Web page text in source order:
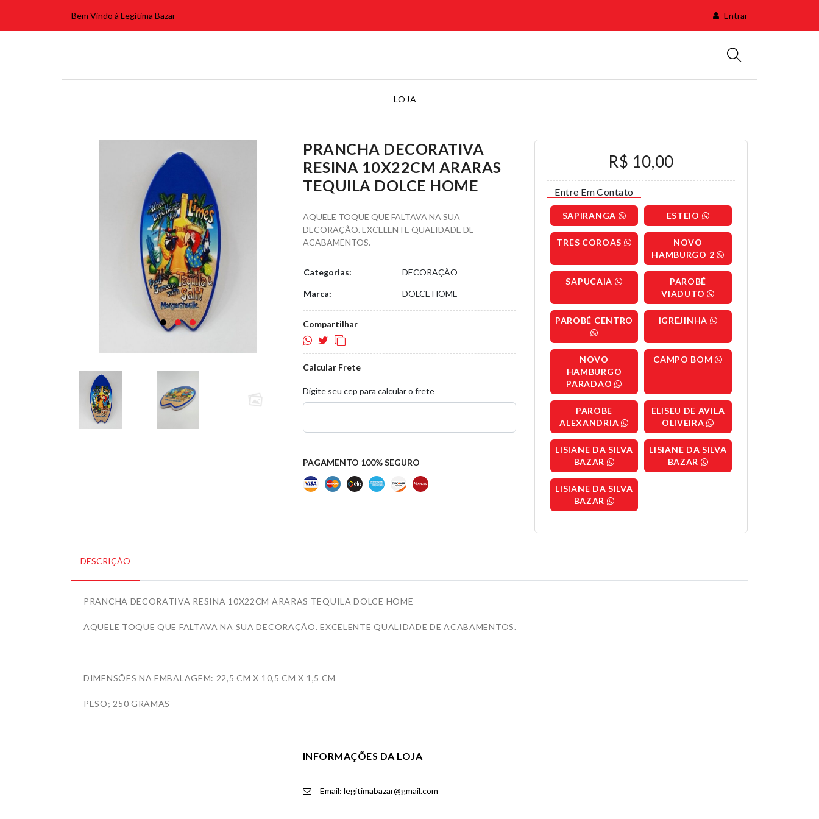
Bem Vindo à Legitima Bazar Entrar
LOJA
PRANCHA DECORATIVA
RESINA 10X22CM ARARAS
TEQUILA DOLCE HOME
AQUELE TOQUE QUE FALTAVA NA SUA
DECORAÇÃO. EXCELENTE QUALIDADE DE
ACABAMENTOS.
Categorias: DECORAÇÃO
Marca: DOLCE HOME
Compartilhar
Calcular Frete
Digite seu cep para calcular o frete
PAGAMENTO 100% SEGURO
R$ 10,00
Entre Em Contato
SAPIRANGA ESTEIO
TRES COROAS
NOVO
HAMBURGO 2
SAPUCAIA
PAROBÉ
VIADUTO
PAROBÉ CENTRO IGREJINHA
NOVO
HAMBURGO
PARADAO
CAMPO BOM
PAROBE
ALEXANDRIA
ELISEU DE AVILA
OLIVEIRA
LISIANE DA SILVA
BAZAR
LISIANE DA SILVA
BAZAR
LISIANE DA SILVA
BAZAR
DESCRIÇÃO
PRANCHA DECORATIVA RESINA 10X22CM ARARAS TEQUILA DOLCE HOME
AQUELE TOQUE QUE FALTAVA NA SUA DECORAÇÃO. EXCELENTE QUALIDADE DE ACABAMENTOS.
DIMENSÕES NA EMBALAGEM: 22,5 CM X 10,5 CM X 1,5 CM
PESO; 250 GRAMAS
INFORMAÇÕES DA LOJA
Email: legitimabazar@gmail.com